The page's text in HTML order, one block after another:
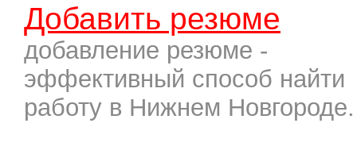
Добавить резюме
добавление резюме -
эффективный способ найти
работу в Нижнем Новгороде.